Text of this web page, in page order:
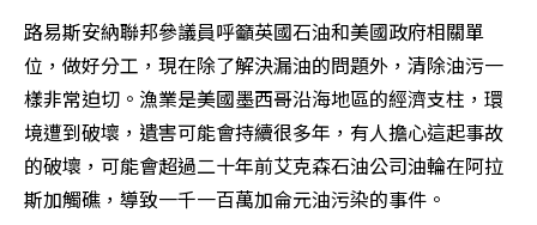
路易斯安納聯邦參議員呼籲英國石油和美國政府相關單
位，做好分工，現在除了解決漏油的問題外，清除油污一
樣非常迫切。漁業是美國墨西哥沿海地區的經濟支柱，環
境遭到破壞，遺害可能會持續很多年，有人擔心這起事故
的破壞，可能會超過二十年前艾克森石油公司油輪在阿拉
斯加觸礁，導致一千一百萬加侖元油污染的事件。